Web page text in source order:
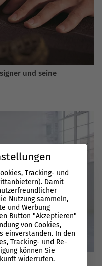
und seine
Tracking- und
Damit
Nutzung sammeln,
und Werbung
Button "Akzeptieren"
von Cookies,
einverstanden. In den
Tracking- und Re-
können Sie
widerrufen.